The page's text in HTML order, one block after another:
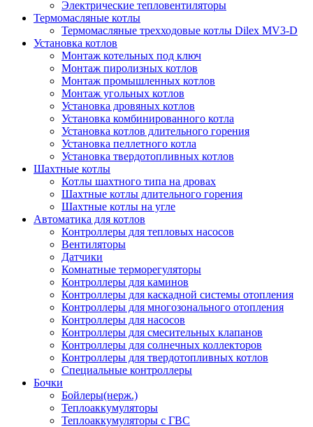
Электрические тепловентиляторы
Термомасляные котлы
Термомасляные трехходовые котлы Dilex MV3-D
Установка котлов
Монтаж котельных под ключ
Монтаж пиролизных котлов
Монтаж промышленных котлов
Монтаж угольных котлов
Установка дровяных котлов
Установка комбинированного котла
Установка котлов длительного горения
Установка пеллетного котла
Установка твердотопливных котлов
Шахтные котлы
Котлы шахтного типа на дровах
Шахтные котлы длительного горения
Шахтные котлы на угле
Автоматика для котлов
Контроллеры для тепловых насосов
Вентиляторы
Датчики
Комнатные терморегуляторы
Контроллеры для каминов
Контроллеры для каскадной системы отопления
Контроллеры для многозонального отопления
Контроллеры для насосов
Контроллеры для смесительных клапанов
Контроллеры для солнечных коллекторов
Контроллеры для твердотопливных котлов
Специальные контроллеры
Бочки
Бойлеры(нерж.)
Теплоаккумуляторы
Теплоаккумуляторы с ГВС